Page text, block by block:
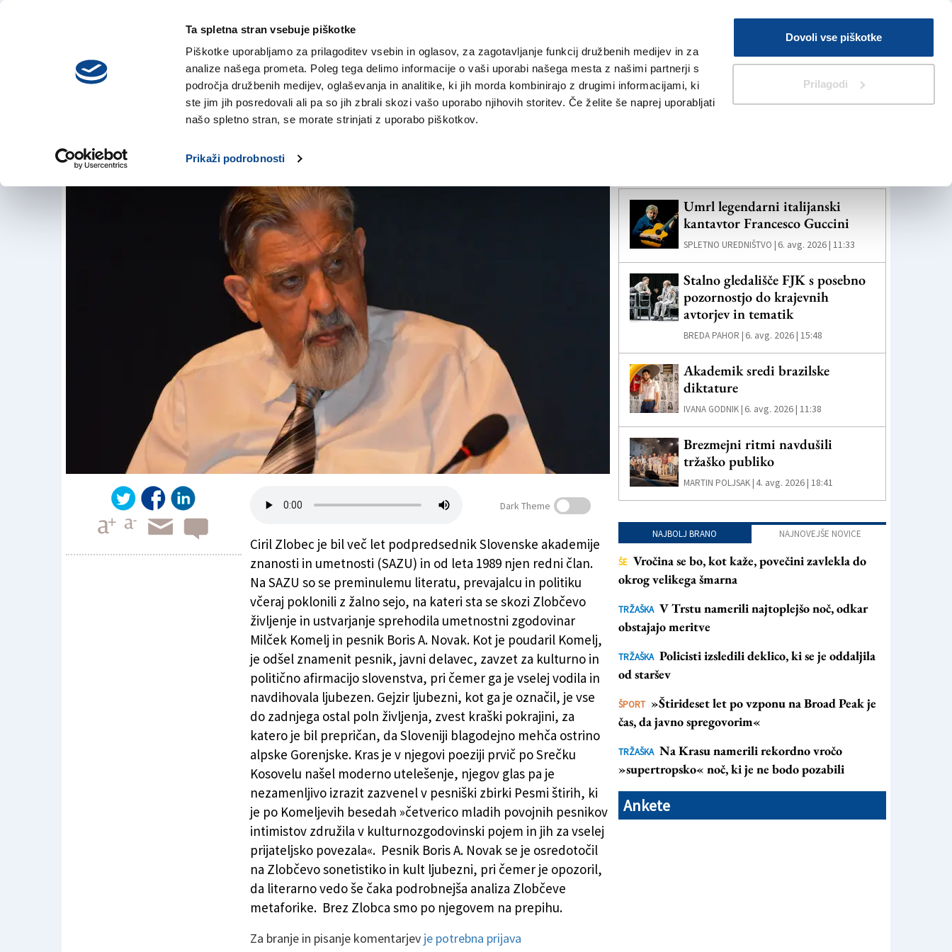
Ta spletna stran vsebuje piškotke
Piškotke uporabljamo za prilagoditev vsebin in oglasov, za zagotavljanje funkcij družbenih medijev in za
analize našega prometa. Poleg tega delimo informacije o vaši uporabi našega mesta z našimi partnerji s
področja družbenih medijev, oglaševanja in analitike, ki jih morda kombinirajo z drugimi informacijami, ki
ste jim jih posredovali ali pa so jih zbrali skozi vašo uporabo njihovih storitev. Če želite še naprej uporabljati
našo spletno stran, se morate strinjati z uporabo piškotkov.
Prikaži podrobnosti
Dovoli vse piškotke
Prilagodi
petek,
7. avgusta 2026
V Kioskih
Iskanje
NOVICE TRŽAŠKA GORIŠKA KULTURA ŠPORT ŠE
Brez Zlobca smo na prepihu ...
30. avg. 2018 | 16:01
Dark Theme
Ciril Zlobec je bil več let podpredsednik Slovenske akademije
znanosti in umetnosti (SAZU) in od leta 1989 njen redni član.
Na SAZU so se preminulemu literatu, prevajalcu in politiku
včeraj poklonili z žalno sejo, na kateri sta se skozi Zlobčevo
življenje in ustvarjanje sprehodila umetnostni zgodovinar
Milček Komelj in pesnik Boris A. Novak. Kot je poudaril Komelj,
je odšel znamenit pesnik, javni delavec, zavzet za kulturno in
politično afirmacijo slovenstva, pri čemer ga je vselej vodila in
navdihovala ljubezen. Gejzir ljubezni, kot ga je označil, je vse
do zadnjega ostal poln življenja, zvest kraški pokrajini, za
katero je bil prepričan, da Sloveniji blagodejno mehča ostrino
alpske Gorenjske. Kras je v njegovi poeziji prvič po Srečku
Kosovelu našel moderno utelešenje, njegov glas pa je
nezamenljivo izrazit zazvenel v pesniški zbirki Pesmi štirih, ki
je po Komeljevih besedah »četverico mladih povojnih pesnikov
intimistov združila v kulturnozgodovinski pojem in jih za vselej
prijateljsko povezala«. Pesnik Boris A. Novak se je osredotočil
na Zlobčevo sonetistiko in kult ljubezni, pri čemer je opozoril,
da literarno vedo še čaka podrobnejša analiza Zlobčeve
metaforike. Brez Zlobca smo po njegovem na prepihu.
Za branje in pisanje komentarjev je potrebna prijava
Umrl legendarni italijanski
kantavtor Francesco Guccini
SPLETNO UREDNIŠTVO |6. avg. 2026 | 11:33
Stalno gledališče FJK s posebno
pozornostjo do krajevnih
avtorjev in tematik
BREDA PAHOR | 6. avg. 2026 | 15:48
Akademik sredi brazilske
diktature
IVANA GODNIK | 6. avg. 2026 | 11:38
Brezmejni ritmi navdušili
tržaško publiko
MARTIN POLJSAK |4. avg. 2026 | 18:41
NAJBOLJ BRANO NAJNOVEJŠE NOVICE
ŠE Vročina se bo, kot kaže, povečini zavlekla do
okrog velikega šmarna
TRŽAŠKA V Trstu namerili najtoplejšo noč, odkar
obstajajo meritve
TRŽAŠKA Policisti izsledili deklico, ki se je oddaljila
od staršev
ŠPORT »Štirideset let po vzponu na Broad Peak je
čas, da javno spregovorim«
TRŽAŠKA Na Krasu namerili rekordno vročo
»supertropsko« noč, ki je ne bodo pozabili
Ankete